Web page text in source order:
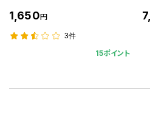
1,650円
3件
15ポイント